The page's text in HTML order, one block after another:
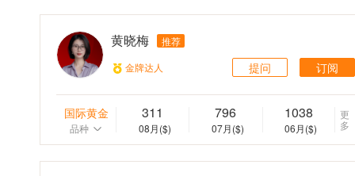
黄晓梅
推荐
金牌达人
提问 订阅
国际黄金
品种
311
08月($)
796
07月($)
1038
06月($)
更
多